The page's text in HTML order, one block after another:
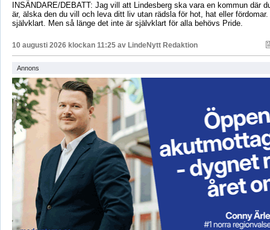
INSÄNDARE/DEBATT: Jag vill att Lindesberg ska vara en kommun där
är, älska den du vill och leva ditt liv utan rädsla för hot, hat eller
självklart. Men så länge det inte är självklart för alla behövs Pride.
10 augusti 2026 klockan 11:25 av LindeNytt Redaktion
Annons